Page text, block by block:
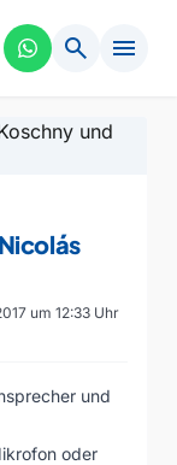
search menu
um 12:33 Uhr
und
oder